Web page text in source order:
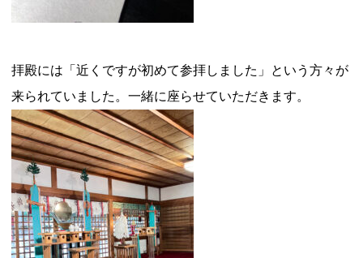
拝殿には「近くですが初めて参拝しました」という方々が
来られていました。一緒に座らせていただきます。